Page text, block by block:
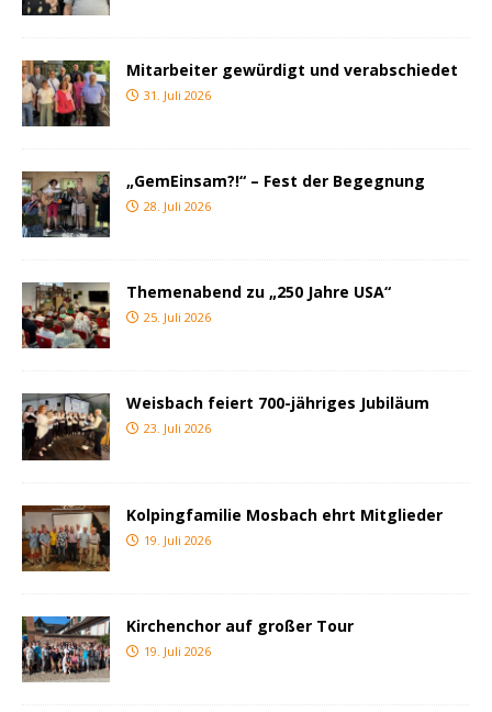
Mitarbeiter gewürdigt und verabschiedet
31. Juli 2026
„GemEinsam?!“ – Fest der Begegnung
28. Juli 2026
Themenabend zu „250 Jahre USA“
25. Juli 2026
Weisbach feiert 700-jähriges Jubiläum
23. Juli 2026
Kolpingfamilie Mosbach ehrt Mitglieder
19. Juli 2026
Kirchenchor auf großer Tour
19. Juli 2026